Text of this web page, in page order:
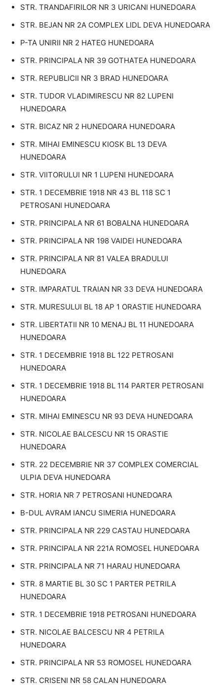
STR. TRANDAFIRILOR NR 3 URICANI HUNEDOARA
STR. BEJAN NR 2A COMPLEX LIDL DEVA HUNEDOARA
P-TA UNIRII NR 2 HATEG HUNEDOARA
STR. PRINCIPALA NR 39 GOTHATEA HUNEDOARA
STR. REPUBLICII NR 3 BRAD HUNEDOARA
STR. TUDOR VLADIMIRESCU NR 82 LUPENI
HUNEDOARA
STR. BICAZ NR 2 HUNEDOARA HUNEDOARA
STR. MIHAI EMINESCU KIOSK BL 13 DEVA
HUNEDOARA
STR. VIITORULUI NR 1 LUPENI HUNEDOARA
STR. 1 DECEMBRIE 1918 NR 43 BL 118 SC 1
PETROSANI HUNEDOARA
STR. PRINCIPALA NR 61 BOBALNA HUNEDOARA
STR. PRINCIPALA NR 198 VAIDEI HUNEDOARA
STR. PRINCIPALA NR 81 VALEA BRADULUI
HUNEDOARA
STR. IMPARATUL TRAIAN NR 33 DEVA HUNEDOARA
STR. MURESULUI BL 18 AP 1 ORASTIE HUNEDOARA
STR. LIBERTATII NR 10 MENAJ BL 11 HUNEDOARA
HUNEDOARA
STR. 1 DECEMBRIE 1918 BL 122 PETROSANI
HUNEDOARA
STR. 1 DECEMBRIE 1918 BL 114 PARTER PETROSANI
HUNEDOARA
STR. MIHAI EMINESCU NR 93 DEVA HUNEDOARA
STR. NICOLAE BALCESCU NR 15 ORASTIE
HUNEDOARA
STR. 22 DECEMBRIE NR 37 COMPLEX COMERCIAL
ULPIA DEVA HUNEDOARA
STR. HORIA NR 7 PETROSANI HUNEDOARA
B-DUL AVRAM IANCU SIMERIA HUNEDOARA
STR. PRINCIPALA NR 229 CASTAU HUNEDOARA
STR. PRINCIPALA NR 221A ROMOSEL HUNEDOARA
STR. PRINCIPALA NR 71 HARAU HUNEDOARA
STR. 8 MARTIE BL 30 SC 1 PARTER PETRILA
HUNEDOARA
STR. 1 DECEMBRIE 1918 PETROSANI HUNEDOARA
STR. NICOLAE BALCESCU NR 4 PETRILA
HUNEDOARA
STR. PRINCIPALA NR 53 ROMOSEL HUNEDOARA
STR. CRISENI NR 58 CALAN HUNEDOARA